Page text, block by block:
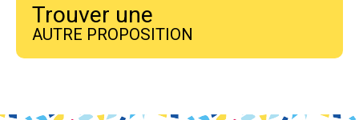
Trouver une
AUTRE PROPOSITION